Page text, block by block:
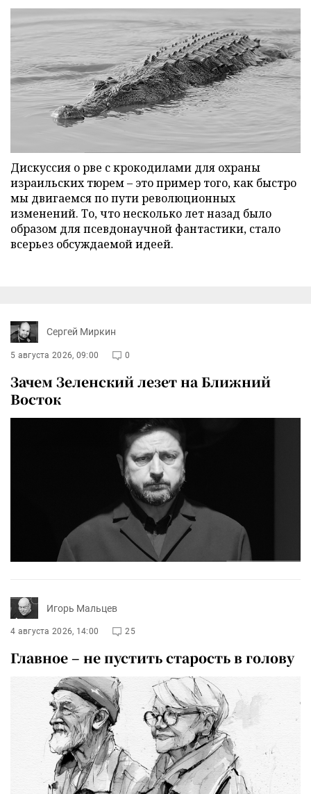
Дискуссия о рве с крокодилами для охраны
израильских тюрем – это пример того, как быстро
мы двигаемся по пути революционных
изменений. То, что несколько лет назад было
образом для псевдонаучной фантастики, стало
всерьез обсуждаемой идеей.
Сергей Миркин
5 августа 2026, 09:00 0
Зачем Зеленский лезет на Ближний
Восток
Игорь Мальцев
4 августа 2026, 14:00 25
Главное – не пустить старость в голову